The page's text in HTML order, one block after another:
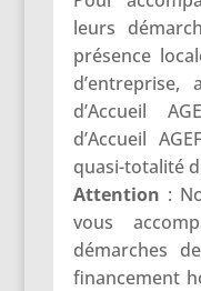
leurs
présence
d’Accueil
d’Accueil
quasi-totalité
Attention :
vous
démarches
financement